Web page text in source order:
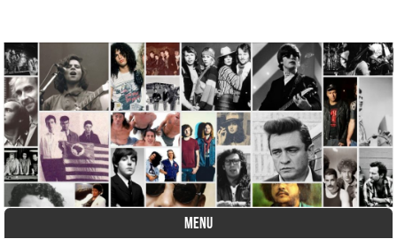
A História do Disco
MENU